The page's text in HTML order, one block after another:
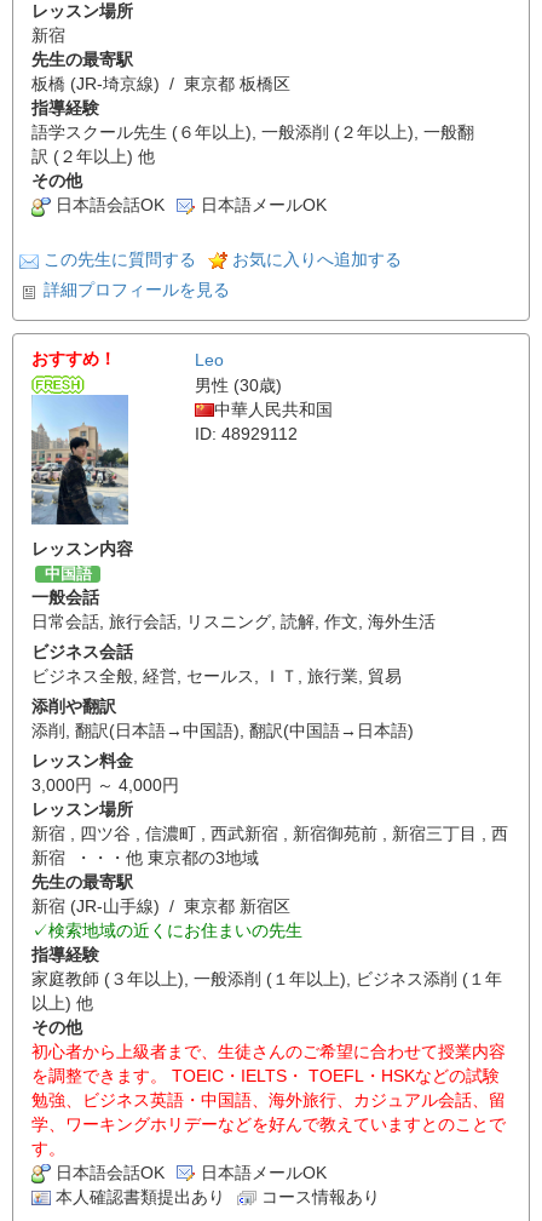
レッスン場所
新宿
先生の最寄駅
板橋 (JR-埼京線) / 東京都 板橋区
指導経験
語学スクール先生 (６年以上), 一般添削 (２年以上), 一般翻
訳 (２年以上) 他
その他
日本語会話OK
日本語メールOK
この先生に質問する
お気に入りへ追加する
詳細プロフィールを見る
おすすめ！
Leo
男性 (30歳)
中華人民共和国
ID: 48929112
レッスン内容
中国語
一般会話
日常会話 旅行会話 リスニング 読解 作文 海外生活
ビジネス会話
ビジネス全般 経営 セールス ＩＴ 旅行業 貿易
添削や翻訳
添削
翻訳(日本語→中国語) 翻訳(中国語→日本語)
レッスン料金
3,000円 ～ 4,000円
レッスン場所
新宿 , 四ツ谷 , 信濃町 , 西武新宿 , 新宿御苑前 , 新宿三丁目 , 西
新宿 ・・・他 東京都の3地域
先生の最寄駅
新宿 (JR-山手線) / 東京都 新宿区
✓検索地域の近くにお住まいの先生
指導経験
家庭教師 (３年以上), 一般添削 (１年以上), ビジネス添削 (１年
以上) 他
その他
初心者から上級者まで、生徒さんのご希望に合わせて授業内容
を調整できます。 TOEIC・IELTS・ TOEFL・HSKなどの試験
勉強、ビジネス英語・中国語、海外旅行、カジュアル会話、留
学、ワーキングホリデーなどを好んで教えていますとのことで
す。
日本語会話OK
日本語メールOK
本人確認書類提出あり
コース情報あり